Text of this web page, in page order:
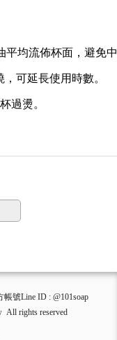
平均流佈杯面，避免
可延長使用時數。
過燙。
號Line ID : @101soap
All rights reserved